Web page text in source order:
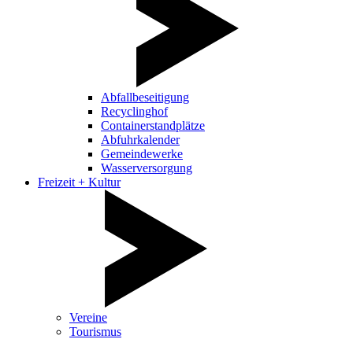
Abfallbeseitigung
Recyclinghof
Containerstandplätze
Abfuhrkalender
Gemeindewerke
Wasserversorgung
Freizeit + Kultur
Vereine
Tourismus